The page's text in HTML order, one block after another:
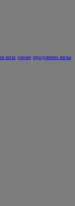
виза океан продление визы